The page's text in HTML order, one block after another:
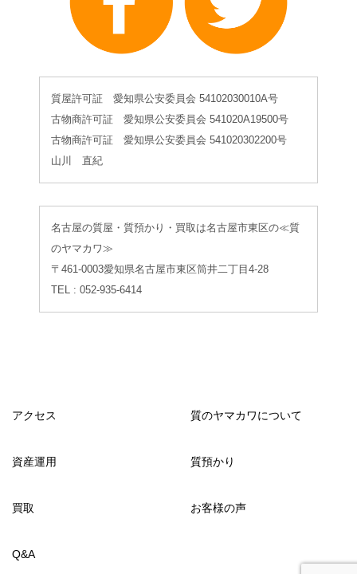
質屋許可証 愛知県公安委員会 54102030010A号
古物商許可証 愛知県公安委員会 541020A19500号
古物商許可証 愛知県公安委員会 541020302200号
山川 直紀
名古屋の質屋・質預かり・買取は名古屋市東区の≪質
のヤマカワ≫
〒461-0003愛知県名古屋市東区筒井二丁目4-28
TEL : 052-935-6414
アクセス 質のヤマカワについて
資産運用 質預かり
買取 お客様の声
Q&A